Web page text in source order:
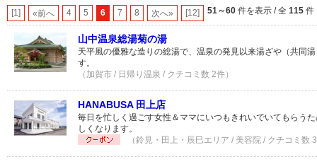
[1] «前へ 4 5 6 7 8 次へ» [12] 51～60 件を表示 / 全 115 件
山中温泉総湯菊の湯
天平風の優雅な造りの総湯で、温泉の発見以来湯ざや（共同
す。
（加賀市 / 日帰り温泉 / クチコミ数 2件）
HANABUSA 田上店
毎日を忙しく過ごす女性＆ママにいつもきれいでいてもらう
しくなります。
（鈴見・田上・辰巳エリア / 美容院 / クチコミ数